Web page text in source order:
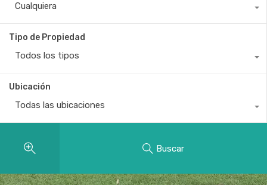
Cualquiera
Tipo de Propiedad
Todos los tipos
Ubicación
Todas las ubicaciones
Buscar